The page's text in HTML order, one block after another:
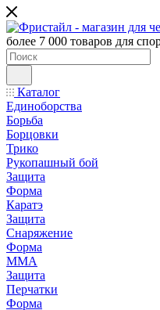
более 7 000 товаров для
Каталог
Единоборства
Борьба
Борцовки
Трико
Рукопашный бой
Защита
Форма
Каратэ
Защита
Снаряжение
Форма
ММА
Защита
Перчатки
Форма